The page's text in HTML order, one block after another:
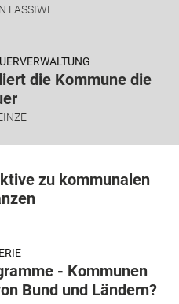
LASSIWE
die Kommune die
zu kommunalen
- Kommunen
Bund und Ländern?